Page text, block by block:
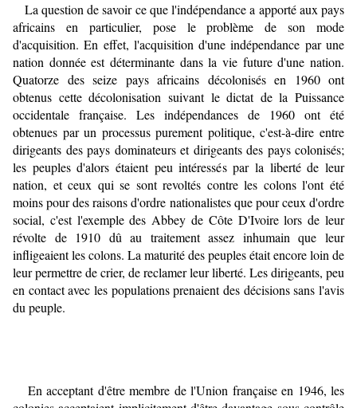
La question de savoir ce que l'indépendance a apporté aux pays
africains en particulier, pose le problème de son mode
d'acquisition. En effet, l'acquisition d'une indépendance par une
nation donnée est déterminante dans la vie future d'une nation.
Quatorze des seize pays africains décolonisés en 1960 ont
obtenus cette décolonisation suivant le dictat de la Puissance
occidentale française. Les indépendances de 1960 ont été
obtenues par un processus purement politique, c'est-à-dire entre
dirigeants des pays dominateurs et dirigeants des pays colonisés;
les peuples d'alors étaient peu intéressés par la liberté de leur
nation, et ceux qui se sont revoltés contre les colons l'ont été
moins pour des raisons d'ordre nationalistes que pour ceux d'ordre
social, c'est l'exemple des Abbey de Côte D'Ivoire lors de leur
révolte de 1910 dû au traitement assez inhumain que leur
infligeaient les colons. La maturité des peuples était encore loin de
leur permettre de crier, de reclamer leur liberté. Les dirigeants, peu
en contact avec les populations prenaient des décisions sans l'avis
du peuple.
En acceptant d'être membre de l'Union française en 1946, les